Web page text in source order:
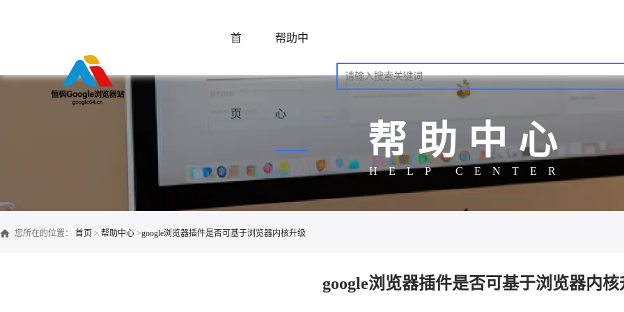
首
页
帮助中
心
帮助中心
HELP CENTER
您所在的位置： 首页 > 帮助中心 >google浏览器插件是否可基于浏览器内核升级
google浏览器插件是否可基于浏览器内核